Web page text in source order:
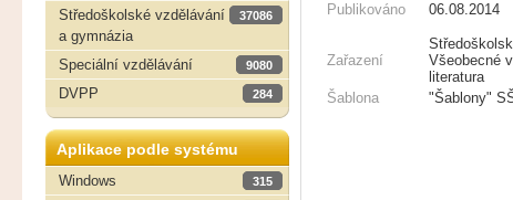
Středoškolské vzdělávání
a gymnázia
37086
Speciální vzdělávání 9080
DVPP 284
Aplikace podle systému
Windows
315
Publikováno
06.08.2014
Zařazení
Všeobecné
literatura
Šablona
"Šablony"